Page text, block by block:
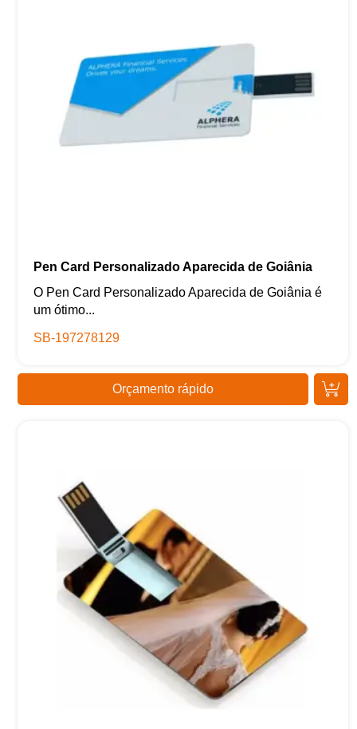
Pen Card Personalizado Aparecida de Goiânia
O Pen Card Personalizado Aparecida de Goiânia é
um ótimo...
SB-197278129
Orçamento rápido